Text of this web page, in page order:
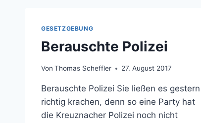
GESETZGEBUNG
Berauschte Polizei
Von Thomas Scheffler 27. August 2017
Berauschte Polizei Sie ließen es gestern
richtig krachen, denn so eine Party hat
die Kreuznacher Polizei noch nicht